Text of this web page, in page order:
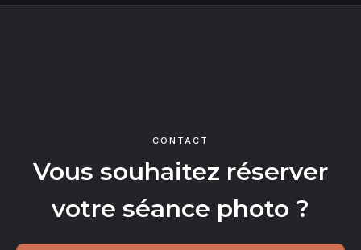
CONTACT
Vous souhaitez réserver
votre séance photo ?